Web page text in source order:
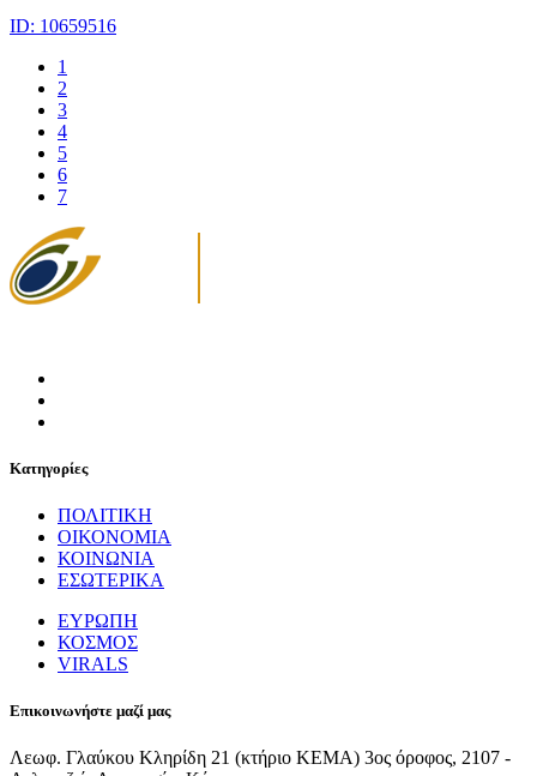
ID: 10659516
1
2
3
4
5
6
7
Κατηγορίες
ΠΟΛΙΤΙΚΗ
ΟΙΚΟΝΟΜΙΑ
ΚΟΙΝΩΝΙΑ
ΕΣΩΤΕΡΙΚΑ
ΕΥΡΩΠΗ
ΚΟΣΜΟΣ
VIRALS
Επικοινωνήστε μαζί μας
Λεωφ. Γλαύκου Κληρίδη 21 (κτήριο ΚΕΜΑ) 3ος όροφος, 2107 -